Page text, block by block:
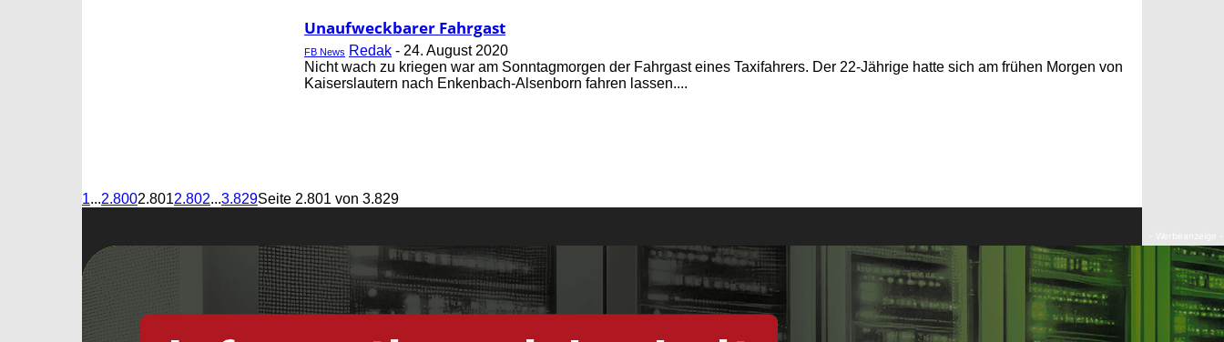
Unaufweckbarer Fahrgast
FB News Redak - 24. August 2020
Nicht wach zu kriegen war am Sonntagmorgen der Fahrgast eines Taxifahrers. Der 22-Jährige hatte sich am frühen Morgen von
Kaiserslautern nach Enkenbach-Alsenborn fahren lassen....
1...2.8002.8012.802...3.829Seite 2.801 von 3.829
- Werbeanzeige -